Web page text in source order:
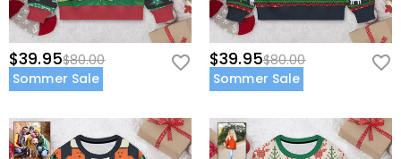
$39.95$80.00
Sommer Sale
$39.95$80.00
Sommer Sale